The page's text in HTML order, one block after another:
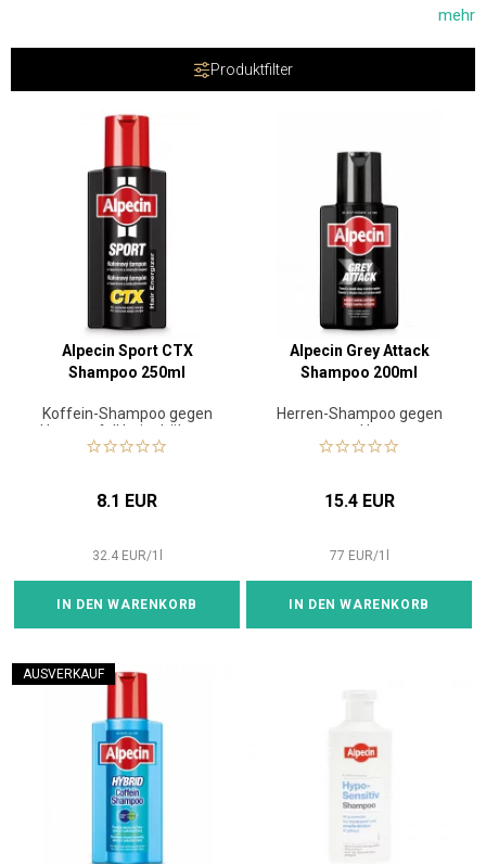
Haarausfall sind erblich bedingt, was bedeutet, dass sie uns von
wirkt sich negativ auf den Wachstumszyklus der Haarwurzeln aus,
was zu Haarausfall und Kahlheit führt.Koffein-Shampoos und
Tonika von Alpecinkonzentrieren sich neben Haarausfall auch auf
Empfindlichkeit der Kopfhaut, langsames Wachstum, Haarausfall,
aber auch Probleme mit Schuppen oder sonnenverbrannter Haut.
mehr
Produktfilter
Alpecin Sport CTX
Shampoo 250ml
Koffein-Shampoo gegen
Haarausfall bei erhöhtem
Energieverbrauch
8.1 EUR
32.4 EUR/1
IN DEN WARENKORB
Alpecin Grey Attack
Shampoo 200ml
Herren-Shampoo gegen
graue Haare
15.4 EUR
77 EUR/1
IN DEN WARENKORB
AUSVERKAUF